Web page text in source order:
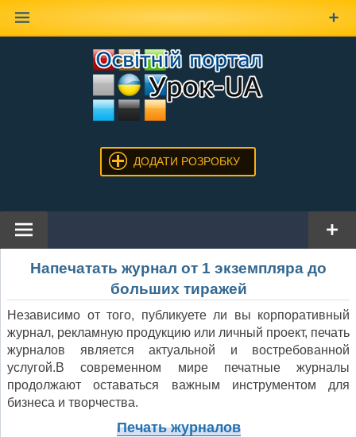
ДОДАТИ РОЗРОБКУ
Напечатать журнал от 1 экземпляра до
больших тиражей
Независимо от того, публикуете ли вы корпоративный
журнал, рекламную продукцию или личный проект, печать
журналов является актуальной и востребованной
услугой.В современном мире печатные журналы
продолжают оставаться важным инструментом для
бизнеса и творчества.
Печать журналов